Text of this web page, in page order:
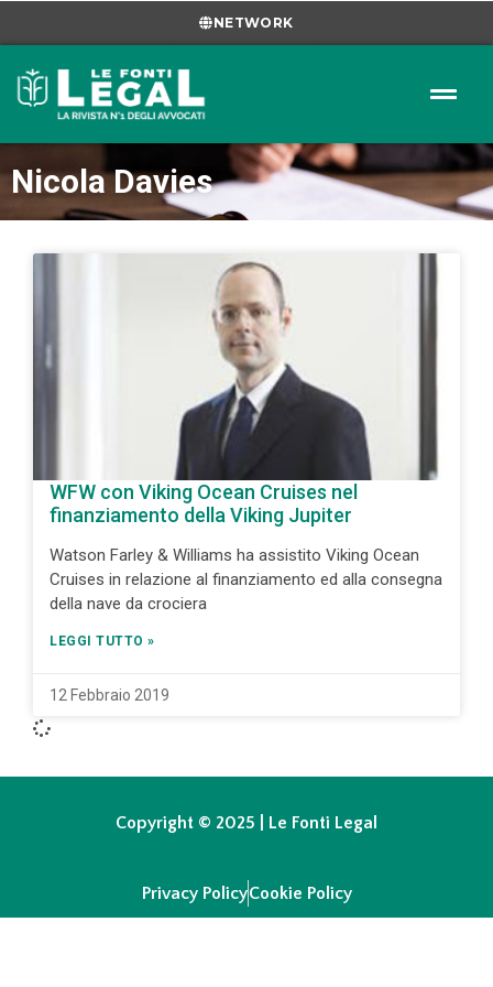
NETWORK
Nicola Davies
WFW con Viking Ocean Cruises nel
finanziamento della Viking Jupiter
Watson Farley & Williams ha assistito Viking Ocean
Cruises in relazione al finanziamento ed alla consegna
della nave da crociera
LEGGI TUTTO »
12 Febbraio 2019
Copyright © 2025 | Le Fonti Legal
Privacy PolicyCookie Policy